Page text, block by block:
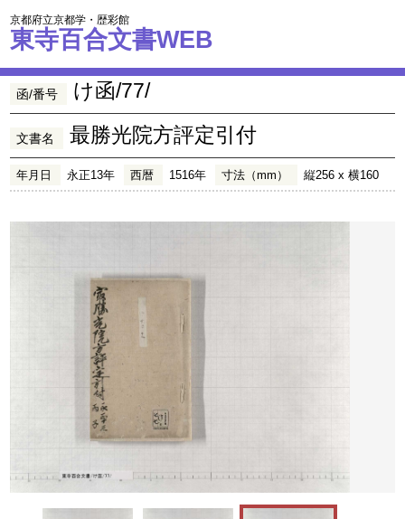
京都府立京都学・歴彩館
東寺百合文書WEB
函/番号 け函/77/
文書名 最勝光院方評定引付
年月日 永正13年 西暦 1516年 寸法（mm） 縦256 x 横160